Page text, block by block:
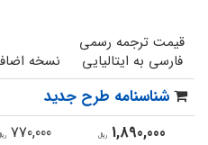
قیمت ترجمه رسمی
فارسی به ایتالیایی
نسخه
شناسنامه طرح جدید
1,890,000 ریال 770,000